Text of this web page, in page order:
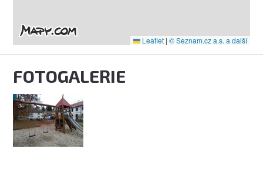
Leaflet | © Seznam.cz a.s. a další
FOTOGALERIE